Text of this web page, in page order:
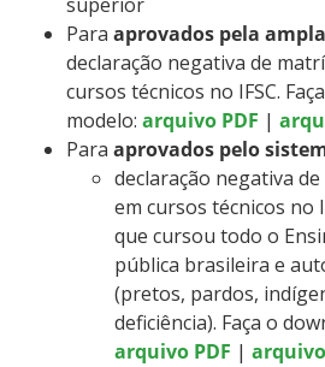
Para aprovados pela
declaração negativa de
cursos técnicos no IFSC.
modelo: arquivo PDF |
Para aprovados pelo
declaração negativa
em cursos técnicos no
que cursou todo o
pública brasileira e
(pretos, pardos,
deficiência). Faça o
arquivo PDF |